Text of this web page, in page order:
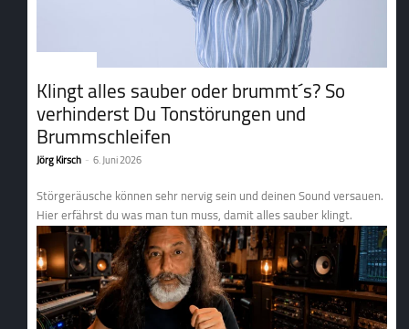
Klingt alles sauber oder brummt´s? So
verhinderst Du Tonstörungen und
Brummschleifen
Jörg Kirsch - 6. Juni 2026
Störgeräusche können sehr nervig sein und deinen Sound versauen.
Hier erfährst du was man tun muss, damit alles sauber klingt.